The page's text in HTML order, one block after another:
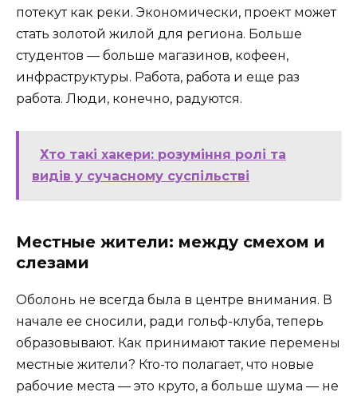
потекут как реки. Экономически, проект может
стать золотой жилой для региона. Больше
студентов — больше магазинов, кофеен,
инфраструктуры. Работа, работа и еще раз
работа. Люди, конечно, радуются.
Хто такі хакери: розуміння ролі та
видів у сучасному суспільстві
Местные жители: между смехом и
слезами
Оболонь не всегда была в центре внимания. В
начале ее сносили, ради гольф-клуба, теперь
образовывают. Как принимают такие перемены
местные жители? Кто-то полагает, что новые
рабочие места — это круто, а больше шума — не